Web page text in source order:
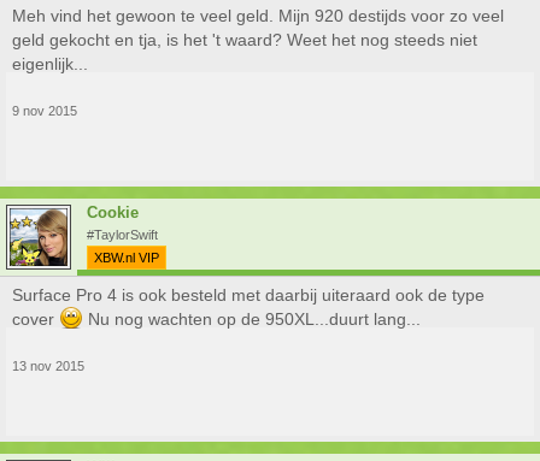
Meh vind het gewoon te veel geld. Mijn 920 destijds voor zo veel
geld gekocht en tja, is het 't waard? Weet het nog steeds niet
eigenlijk...
9 nov 2015
Cookie
#TaylorSwift
XBW.nl VIP
Surface Pro 4 is ook besteld met daarbij uiteraard ook de type
cover
Nu nog wachten op de 950XL...duurt lang...
13 nov 2015